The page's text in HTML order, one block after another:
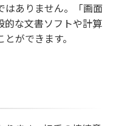
はありません。「画面
的な文書ソフトや計算
ができます。